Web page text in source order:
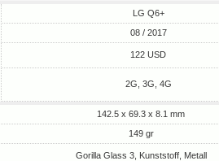
LG Q6+
08 / 2017
122 USD
2G, 3G, 4G
142.5 x 69.3 x 8.1 mm
149 gr
Gorilla Glass 3, Kunststoff, Metall